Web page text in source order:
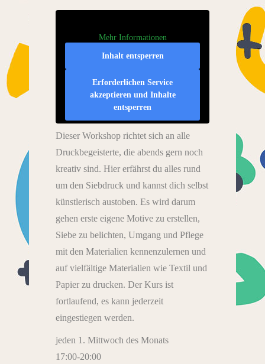
Mehr Informationen
Inhalt entsperren
Erforderlichen Service
akzeptieren und Inhalte
entsperren
Dieser Workshop richtet sich an alle
Druckbegeisterte, die abends gern noch
kreativ sind. Hier erfährst du alles rund
um den Siebdruck und kannst dich selbst
künstlerisch austoben. Es wird darum
gehen erste eigene Motive zu erstellen,
Siebe zu belichten, Umgang und Pflege
mit den Materialien kennenzulernen und
auf vielfältige Materialien wie Textil und
Papier zu drucken. Der Kurs ist
fortlaufend, es kann jederzeit
eingestiegen werden.
jeden 1. Mittwoch des Monats
17:00-20:00